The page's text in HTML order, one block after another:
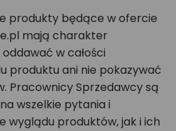
produkty będące w ofercie
mają charakter
w całości
produktu ani nie pokazywać
Pracownicy Sprzedawcy są
wszelkie pytania i
produktów, jak i ich